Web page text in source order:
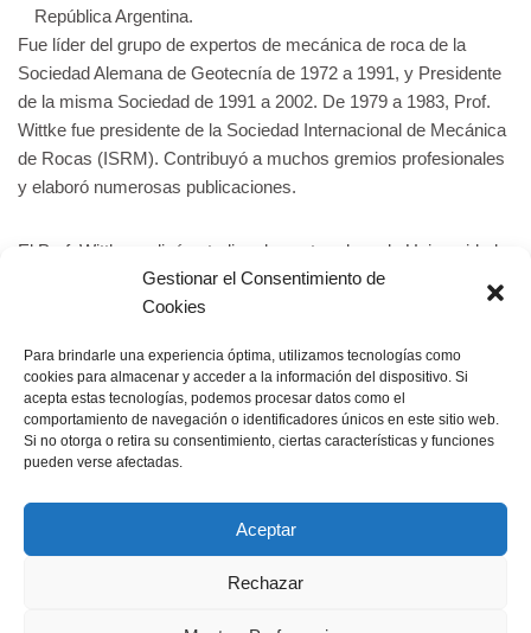
Gestionar el Consentimiento de
Cookies
Para brindarle una experiencia óptima, utilizamos tecnologías como
cookies para almacenar y acceder a la información del dispositivo. Si
acepta estas tecnologías, podemos procesar datos como el
comportamiento de navegación o identificadores únicos en este sitio web.
Si no otorga o retira su consentimiento, ciertas características y funciones
pueden verse afectadas.
Aceptar
Rechazar
República Argentina.
Fue líder del grupo de expertos de mecánica de roca de la
Sociedad Alemana de Geotecnía de 1972 a 1991, y Presidente
de la misma Sociedad de 1991 a 2002. De 1979 a 1983, Prof.
Wittke fue presidente de la Sociedad Internacional de Mecánica
de Rocas (ISRM). Contribuyó a muchos gremios profesionales
y elaboró numerosas publicaciones.
El Prof. Wittke realizó estudios de postgrado en la Universidad
de California en Berkeley y fue profesor visitante en múltiples
universidades internacionales, como el Departamento de
Instituto Indio de Tecnología de Madrás (India) y la Universidad
Purdue (EE.UU.).
Pero, más que nada, el Prof. Dr.-Ing. Walter Wittke es un
Declaración de privacidad